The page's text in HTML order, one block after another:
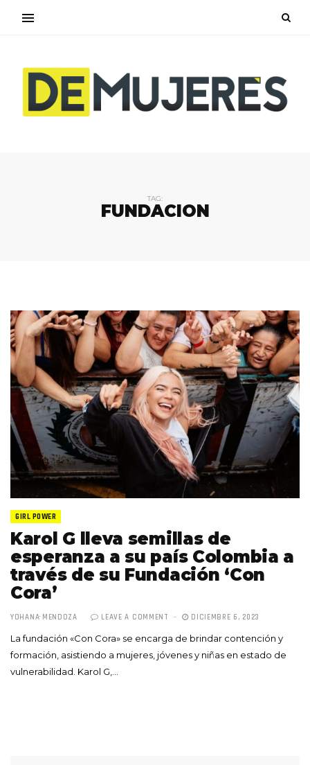
TAG:
FUNDACION
GIRL POWER
Karol G lleva semillas de
esperanza a su país Colombia a
través de su Fundación ‘Con
Cora’
YOHANA MENDOZA LEAVE A COMMENT DICIEMBRE 6, 2023
La fundación «Con Cora» se encarga de brindar contención y
formación, asistiendo a mujeres, jóvenes y niñas en estado de
vulnerabilidad. Karol G,…